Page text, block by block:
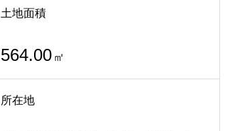
土地面積
564.00 ㎡
所在地